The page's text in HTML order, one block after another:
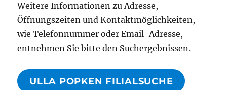
Weitere Informationen zu Adresse,
Öffnungszeiten und Kontaktmöglichkeiten,
wie Telefonnummer oder Email-Adresse,
entnehmen Sie bitte den Suchergebnissen.
ULLA POPKEN FILIALSUCHE